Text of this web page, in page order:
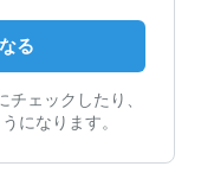
る
ェックしたり、
になります。